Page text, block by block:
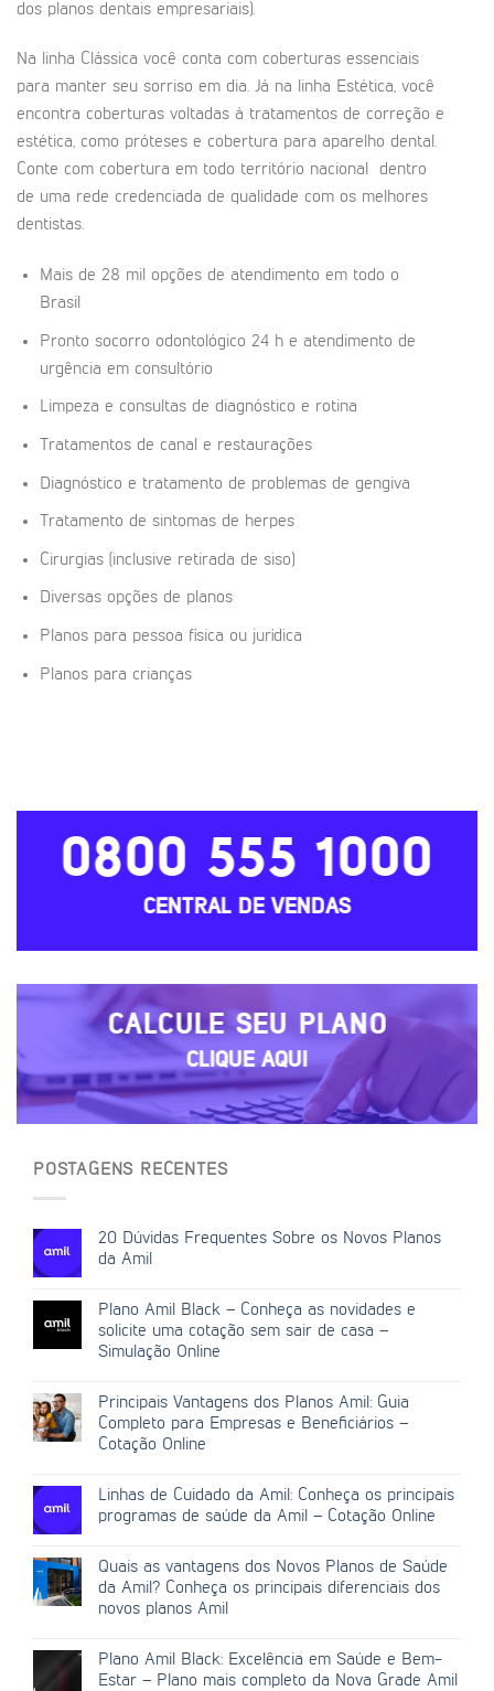
dos planos dentais empresariais).
Na linha Clássica você conta com coberturas essenciais
para manter seu sorriso em dia. Já na linha Estética, você
encontra coberturas voltadas à tratamentos de correção e
estética, como próteses e cobertura para aparelho dental.
Conte com cobertura em todo território nacional dentro
de uma rede credenciada de qualidade com os melhores
dentistas.
Mais de 28 mil opções de atendimento em todo o
Brasil
Pronto socorro odontológico 24 h e atendimento de
urgência em consultório
Limpeza e consultas de diagnóstico e rotina
Tratamentos de canal e restaurações
Diagnóstico e tratamento de problemas de gengiva
Tratamento de sintomas de herpes
Cirurgias (inclusive retirada de siso)
Diversas opções de planos
Planos para pessoa física ou jurídica
Planos para crianças
0800 555 1000
CENTRAL DE VENDAS
CALCULE SEU PLANO
CLIQUE AQUI
POSTAGENS RECENTES
20 Dúvidas Frequentes Sobre os Novos Planos
da Amil
Plano Amil Black – Conheça as novidades e
solicite uma cotação sem sair de casa –
Simulação Online
Principais Vantagens dos Planos Amil: Guia
Completo para Empresas e Beneficiários –
Cotação Online
Linhas de Cuidado da Amil: Conheça os principais
programas de saúde da Amil – Cotação Online
Quais as vantagens dos Novos Planos de Saúde
da Amil? Conheça os principais diferenciais dos
novos planos Amil
Plano Amil Black: Excelência em Saúde e Bem-
Estar – Plano mais completo da Nova Grade Amil